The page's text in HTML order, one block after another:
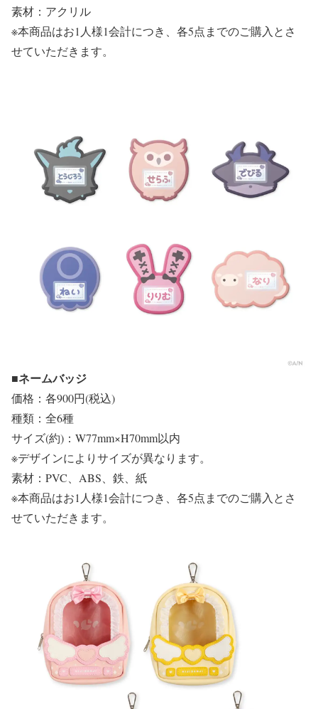
素材：アクリル
※本商品はお1人様1会計につき、各5点までのご購入とさ
せていただきます。
■ネームバッジ
価格：各900円(税込)
種類：全6種
サイズ(約)：W77mm×H70mm以内
※デザインによりサイズが異なります。
素材：PVC、ABS、鉄、紙
※本商品はお1人様1会計につき、各5点までのご購入とさ
せていただきます。